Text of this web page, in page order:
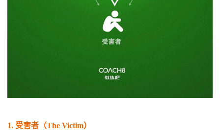
1. 受害者（The Victim）